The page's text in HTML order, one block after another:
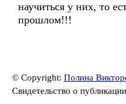
научиться у них, то
прошлом!!!
© Copyright: Полина
Свидетельство о